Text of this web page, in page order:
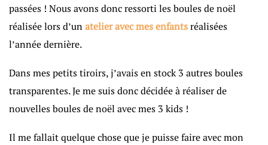
passées ! Nous avons donc ressorti les boules de noël
réalisée lors d’unatelier avec mes enfantsréalisées
l’année dernière.
Dans mes petits tiroirs, j’avais en stock 3 autres boules
transparentes. Je me suis donc décidée à réaliser de
nouvelles boules de noël avec mes 3 kids !
Il me fallait quelque chose que je puisse faire avec mon